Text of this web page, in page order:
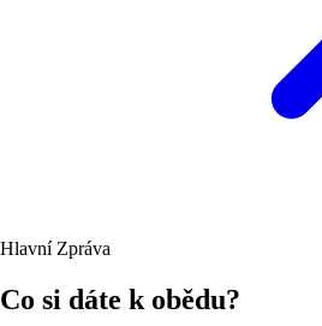
Hlavní Zpráva
Co si dáte k obědu?